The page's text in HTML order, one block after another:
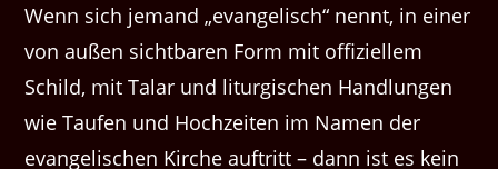
Wenn sich jemand „evangelisch“ nennt, in einer
von außen sichtbaren Form mit offiziellem
Schild, mit Talar und liturgischen Handlungen
wie Taufen und Hochzeiten im Namen der
evangelischen Kirche auftritt – dann ist es kein